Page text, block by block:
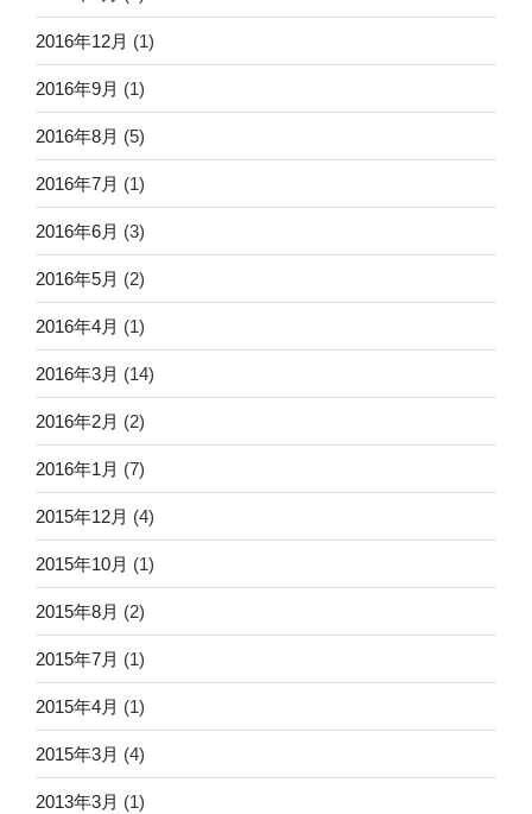
2016年12月 (1)
2016年9月 (1)
2016年8月 (5)
2016年7月 (1)
2016年6月 (3)
2016年5月 (2)
2016年4月 (1)
2016年3月 (14)
2016年2月 (2)
2016年1月 (7)
2015年12月 (4)
2015年10月 (1)
2015年8月 (2)
2015年7月 (1)
2015年4月 (1)
2015年3月 (4)
2013年3月 (1)